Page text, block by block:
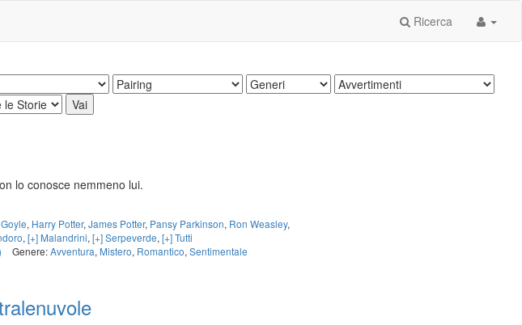
Ricerca
lo conosce nemmeno lui.
, Harry Potter, James Potter, Pansy Parkinson, Ron Weasley,
, [+] Malandrini, [+] Serpeverde, [+] Tutti
Genere:Avventura, Mistero, Romantico, Sentimentale